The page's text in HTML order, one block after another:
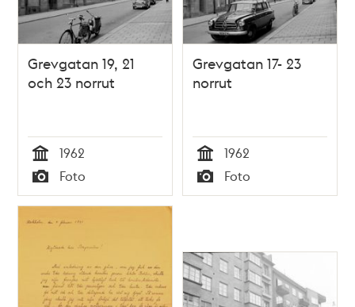
Grevgatan 19, 21
och 23 norrut
Tid
1962
Typ
Foto
Grevgatan 17- 23
norrut
Tid
1962
Typ
Foto